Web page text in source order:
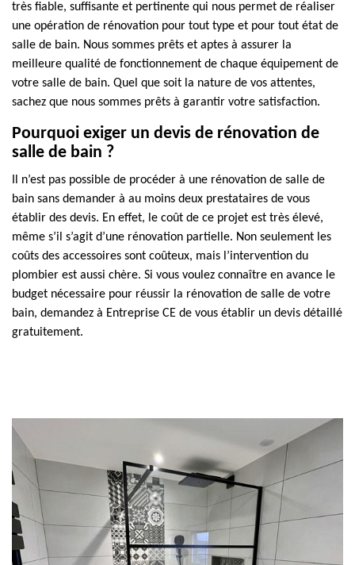
très fiable, suffisante et pertinente qui nous permet de réaliser
une opération de rénovation pour tout type et pour tout état de
salle de bain. Nous sommes prêts et aptes à assurer la
meilleure qualité de fonctionnement de chaque équipement de
votre salle de bain. Quel que soit la nature de vos attentes,
sachez que nous sommes prêts à garantir votre satisfaction.
Pourquoi exiger un devis de rénovation de
salle de bain ?
Il n’est pas possible de procéder à une rénovation de salle de
bain sans demander à au moins deux prestataires de vous
établir des devis. En effet, le coût de ce projet est très élevé,
même s’il s’agit d’une rénovation partielle. Non seulement les
coûts des accessoires sont coûteux, mais l’intervention du
plombier est aussi chère. Si vous voulez connaître en avance le
budget nécessaire pour réussir la rénovation de salle de votre
bain, demandez à Entreprise CE de vous établir un devis détaillé
gratuitement.